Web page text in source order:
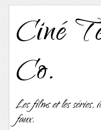
Ciné
Co.
Les films et les
faux.